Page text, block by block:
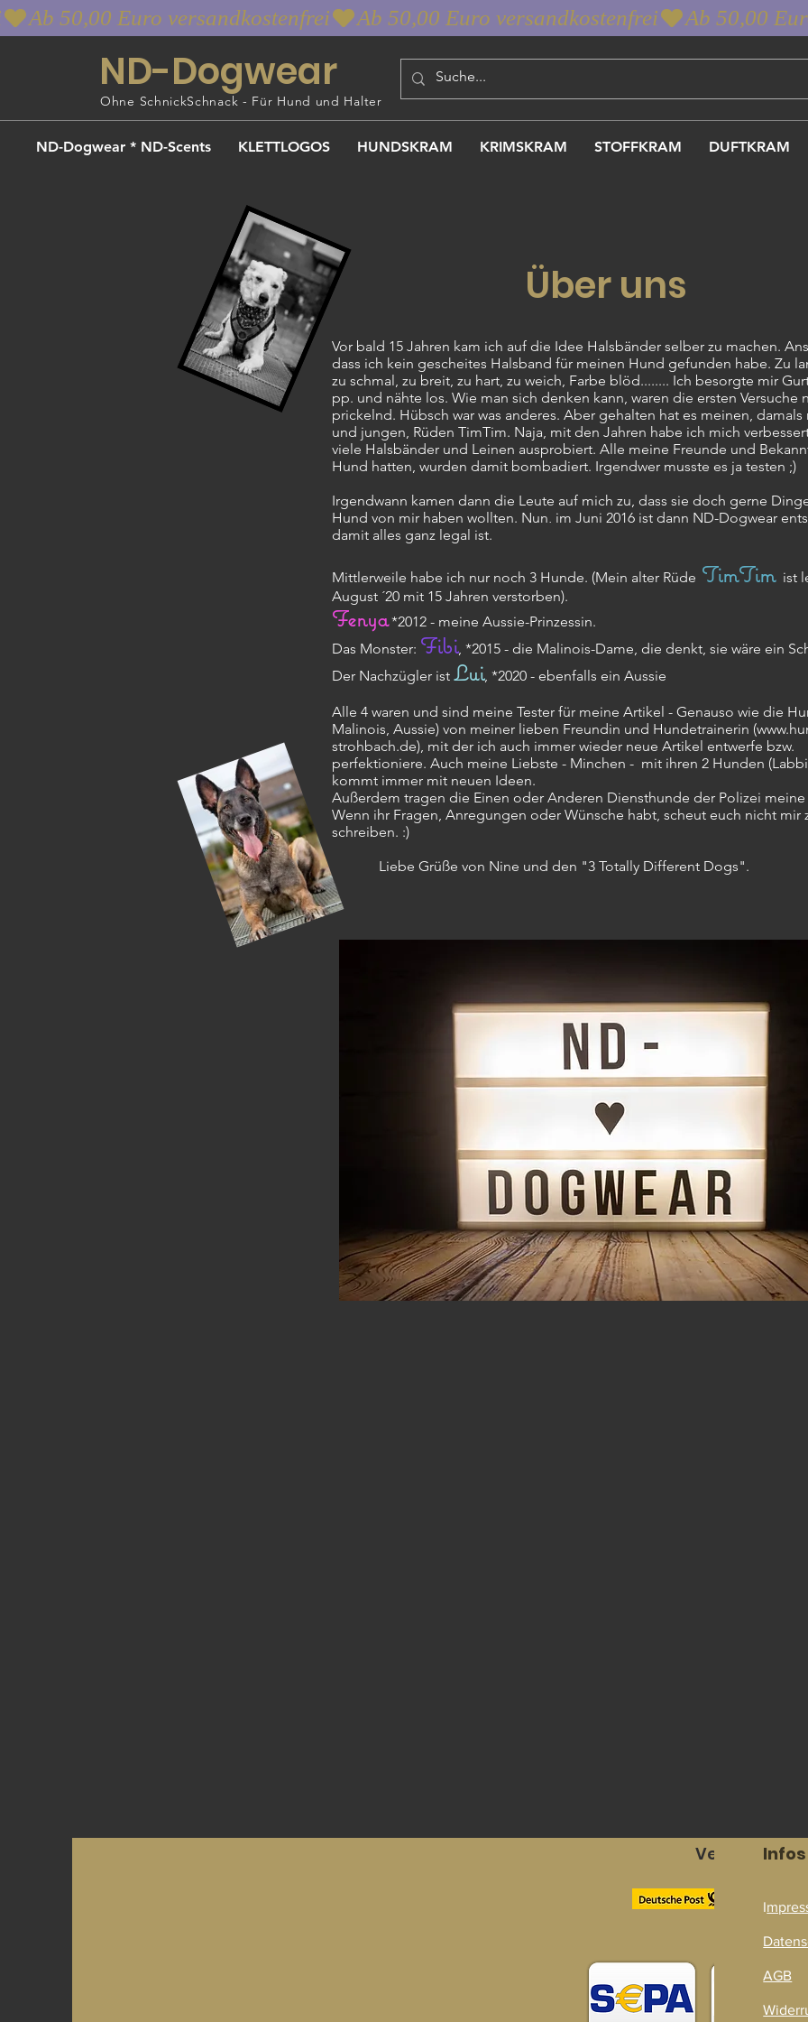
ND-Dogwear * ND-Scents KLETTLOGOS HUNDSKRAM KRIMSKRAM STOFFKRAM DUFTKRAM
ND-Dogwear
Ohne SchnickSchnack - Für Hund und Halter
Über uns
Vor bald 15 Jahren kam ich auf die Idee Halsbänder selber zu machen.
dass ich kein gescheites Halsband für meinen Hund gefunden habe. Zu
zu schmal, zu breit, zu hart, zu weich, Farbe blöd........ Ich besorgte mir
pp. und nähte los. Wie man sich denken kann, waren die ersten Versuche
prickelnd. Hübsch war was anderes. Aber gehalten hat es meinen,
und jungen, Rüden TimTim. Naja, mit den Jahren habe ich mich
viele Halsbänder und Leinen ausprobiert. Alle meine Freunde und
Hund hatten, wurden damit bombadiert. Irgendwer musste es ja testen ;)
Irgendwann kamen dann die Leute auf mich zu, dass sie doch gerne
Hund von mir haben wollten. Nun, im Juni 2016 ist dann ND-Dogwear
damit alles ganz legal ist.
Mittlerweile habe ich nur noch 3 Hunde. (Mein alter Rüde TimTimist
August ´20 mit 15 Jahren verstorben).
Fenya *2012 - meine Aussie-Prinzessin.
Das Monster: Fibi, *2015 - die Malinois-Dame, die denkt, sie wäre ein
Der Nachzügler ist Lui, *2020 - ebenfalls ein Aussie
Alle 4 waren und sind meine Tester für meine Artikel - Genauso wie die
Malinois, Aussie) von meiner lieben Freundin und Hundetrainerin (
strohbach.de), mit der ich auch immer wieder neue Artikel entwerfe bzw.
perfektioniere. Auch meine Liebste - Minchen - mit ihren 2 Hunden
kommt immer mit neuen Ideen.
Außerdem tragen die Einen oder Anderen Diensthunde der Polizei
Wenn ihr Fragen, Anregungen oder Wünsche habt, scheut euch nicht mir
schreiben. :)
Liebe Grüße von Nine und den "3 Totally Different Dogs".
Zahlarten
Infos
I
AGB